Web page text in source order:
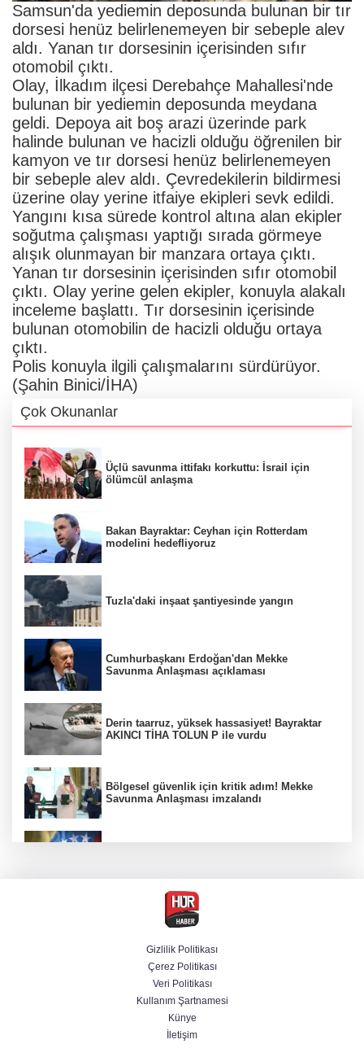
Samsun'da yediemin deposunda bulunan bir tır
dorsesi henüz belirlenemeyen bir sebeple alev
aldı. Yanan tır dorsesinin içerisinden sıfır
otomobil çıktı.
Olay, İlkadım ilçesi Derebahçe Mahallesi'nde
bulunan bir yediemin deposunda meydana
geldi. Depoya ait boş arazi üzerinde park
halinde bulunan ve hacizli olduğu öğrenilen bir
kamyon ve tır dorsesi henüz belirlenemeyen
bir sebeple alev aldı. Çevredekilerin bildirmesi
üzerine olay yerine itfaiye ekipleri sevk edildi.
Yangını kısa sürede kontrol altına alan ekipler
soğutma çalışması yaptığı sırada görmeye
alışık olunmayan bir manzara ortaya çıktı.
Yanan tır dorsesinin içerisinden sıfır otomobil
çıktı. Olay yerine gelen ekipler, konuyla alakalı
inceleme başlattı. Tır dorsesinin içerisinde
bulunan otomobilin de hacizli olduğu ortaya
çıktı.
Polis konuyla ilgili çalışmalarını sürdürüyor.
(Şahin Binici/İHA)
Çok Okunanlar
Üçlü savunma ittifakı korkuttu: İsrail için
ölümcül anlaşma
Bakan Bayraktar: Ceyhan için Rotterdam
modelini hedefliyoruz
Tuzla'daki inşaat şantiyesinde yangın
Cumhurbaşkanı Erdoğan'dan Mekke
Savunma Anlaşması açıklaması
Derin taarruz, yüksek hassasiyet! Bayraktar
AKINCI TİHA TOLUN P ile vurdu
Bölgesel güvenlik için kritik adım! Mekke
Savunma Anlaşması imzalandı
Trump imzaladı! Doğumla vatandaşlığa
kısıtlamalar genişletildi
BM'nin teklifine Türk tarafından kabul,
Rumlardan ret
Ankara'da "değnekçilik" operasyonu: 10
Gizlilik Politikası
Çerez Politikası
Veri Politikası
Kullanım Şartnamesi
Künye
İletişim